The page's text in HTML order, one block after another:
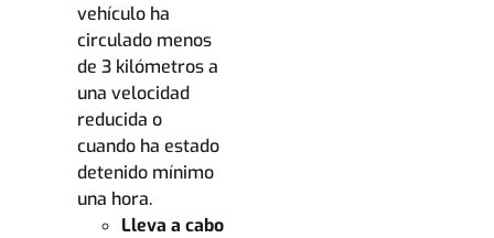
vehículo ha
circulado menos
de 3 kilómetros a
una velocidad
reducida o
cuando ha estado
detenido mínimo
una hora.
Lleva a cabo